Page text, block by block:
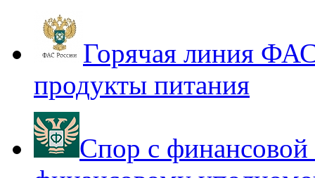
Горячая линия
продукты питания
Спор с финансовой